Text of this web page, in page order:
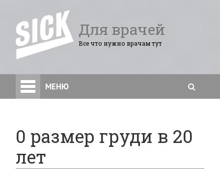
Для врачей
Все что нужно врачам тут
МЕНЮ
0 размер груди в 20
лет